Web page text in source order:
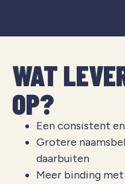
WAT
OP?
Een consistent
Grotere
daarbuiten
Meer binding